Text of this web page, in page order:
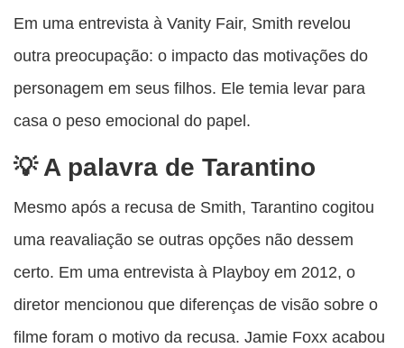
Em uma entrevista à Vanity Fair, Smith revelou
outra preocupação: o impacto das motivações do
personagem em seus filhos. Ele temia levar para
casa o peso emocional do papel.
A palavra de Tarantino
Mesmo após a recusa de Smith, Tarantino cogitou
uma reavaliação se outras opções não dessem
certo. Em uma entrevista à Playboy em 2012, o
diretor mencionou que diferenças de visão sobre o
filme foram o motivo da recusa. Jamie Foxx acabou